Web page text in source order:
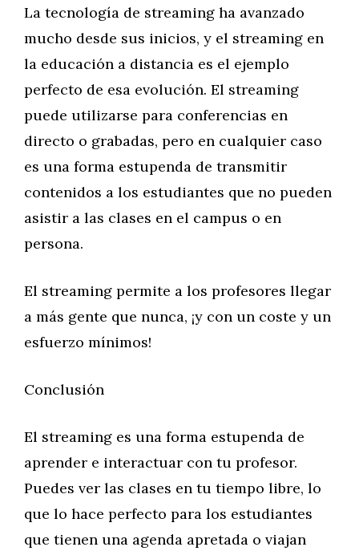
La tecnología de streaming ha avanzado
mucho desde sus inicios, y el streaming en
la educación a distancia es el ejemplo
perfecto de esa evolución. El streaming
puede utilizarse para conferencias en
directo o grabadas, pero en cualquier caso
es una forma estupenda de transmitir
contenidos a los estudiantes que no pueden
asistir a las clases en el campus o en
persona.
El streaming permite a los profesores llegar
a más gente que nunca, ¡y con un coste y un
esfuerzo mínimos!
Conclusión
El streaming es una forma estupenda de
aprender e interactuar con tu profesor.
Puedes ver las clases en tu tiempo libre, lo
que lo hace perfecto para los estudiantes
que tienen una agenda apretada o viajan